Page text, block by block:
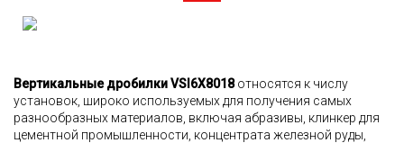
Вертикальные дробилки VSI6X8018относятся к числу
установок, широко используемых для получения самых
разнообразных материалов, включая абразивы, клинкер для
цементной промышленности, концентрата железной руды,